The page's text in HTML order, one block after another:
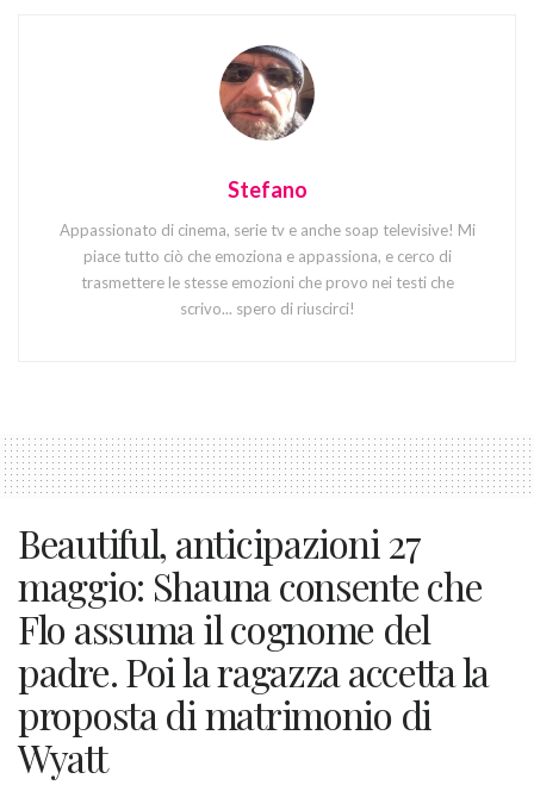
Stefano
Appassionato di cinema, serie tv e anche soap televisive! Mi
piace tutto ciò che emoziona e appassiona, e cerco di
trasmettere le stesse emozioni che provo nei testi che
scrivo... spero di riuscirci!
Beautiful, anticipazioni 27
maggio: Shauna consente che
Flo assuma il cognome del
padre. Poi la ragazza accetta la
proposta di matrimonio di
Wyatt